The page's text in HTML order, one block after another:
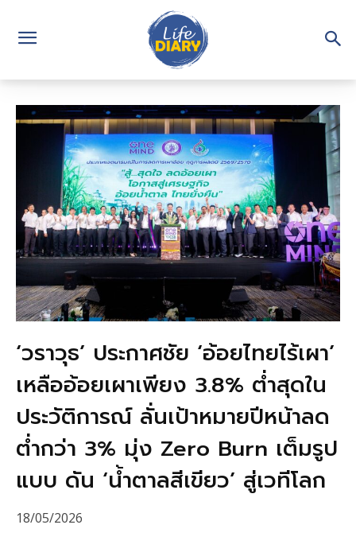
‘วราวุธ’ ประกาศชัย ‘อ้อยไทยไร้เผา’
เหลืออ้อยเผาเพียง 3.8% ต่ำสุดใน
ประวัติการณ์ ลั่นเป้าหมายปีหน้าลด
ต่ำกว่า 3% มุ่ง Zero Burn เต็มรูป
แบบ ดัน ‘น้ำตาลสีเขียว’ สู่เวทีโลก
18/05/2026